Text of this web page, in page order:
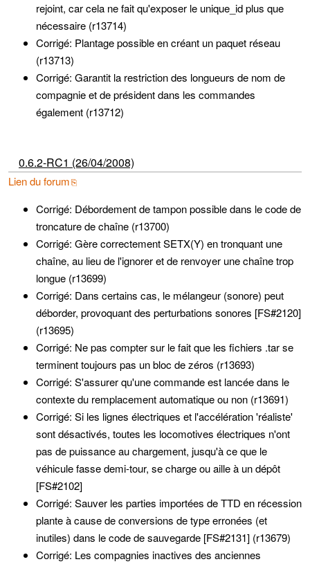
rejoint, car cela ne fait qu'exposer le unique_id plus que
nécessaire (r13714)
Corrigé: Plantage possible en créant un paquet réseau
(r13713)
Corrigé: Garantit la restriction des longueurs de nom de
compagnie et de président dans les commandes
également (r13712)
0.6.2-RC1 (26/04/2008)
Lien du forum
Corrigé: Débordement de tampon possible dans le code de
troncature de chaîne (r13700)
Corrigé: Gère correctement SETX(Y) en tronquant une
chaîne, au lieu de l'ignorer et de renvoyer une chaîne trop
longue (r13699)
Corrigé: Dans certains cas, le mélangeur (sonore) peut
déborder, provoquant des perturbations sonores [FS#2120]
(r13695)
Corrigé: Ne pas compter sur le fait que les fichiers .tar se
terminent toujours pas un bloc de zéros (r13693)
Corrigé: S'assurer qu'une commande est lancée dans le
contexte du remplacement automatique ou non (r13691)
Corrigé: Si les lignes électriques et l'accélération 'réaliste'
sont désactivés, toutes les locomotives électriques n'ont
pas de puissance au chargement, jusqu'à ce que le
véhicule fasse demi-tour, se charge ou aille à un dépôt
[FS#2102]
Corrigé: Sauver les parties importées de TTD en récession
plante à cause de conversions de type erronées (et
inutiles) dans le code de sauvegarde [FS#2131] (r13679)
Corrigé: Les compagnies inactives des anciennes